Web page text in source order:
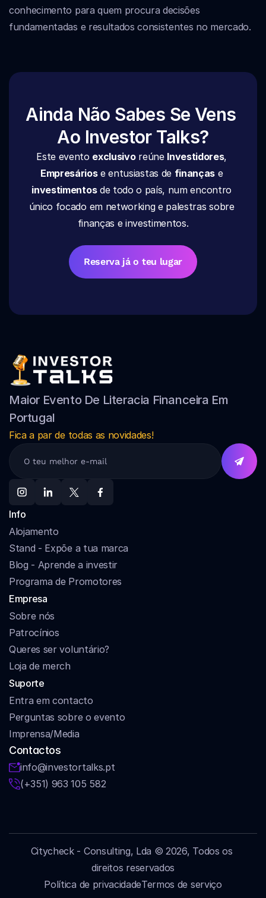
conhecimento para quem procura decisões
fundamentadas e resultados consistentes no mercado.
Ainda Não Sabes Se Vens
Ao Investor Talks?
Este evento exclusivo reúne Investidores
Empresários e entusiastas de finanças
e
investimentos de todo o país, num encontro
único focado em networking e palestras sobre
finanças e investimentos.
Reserva já o teu lugar
Maior Evento De Literacia Financeira Em
Portugal
Fica a par de todas as novidades!
Info
Alojamento
Stand - Expõe a tua marca
Blog - Aprende a investir
Programa de Promotores
Empresa
Sobre nós
Patrocínios
Queres ser voluntário?
Loja de merch
Suporte
Entra em contacto
Perguntas sobre o evento
Imprensa/Media
Contactos
info@investortalks.pt
(+351) 963 105 582
Citycheck - Consulting, Lda © 2026, Todos os
direitos reservados
Política de privacidadeTermos de serviço